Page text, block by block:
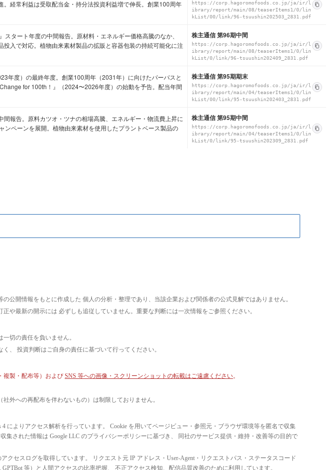
経常利益は受取配当金・持分法投資利益増で伸長。創業100周年
https://corp.hagoromofoods.co.jp/ja/ir/l
ibrary/report/main/08/teaserItems1/0/lin
kList/00/link/96-tsuushin202503_2831.pdf
タート年度の中間報告。原材料・エネルギー価格高騰のなか、
入で対応。植物由来素材製品の拡販と容器包装の持続可能化に注
株主通信 第96期中間
https://corp.hagoromofoods.co.jp/ja/ir/l
ibrary/report/main/08/teaserItems1/0/lin
kList/0/link/96-tsuushin202409_2831.pdf
年度）の最終年度。創業100周年（2031年）に向けたパーパスと
for 100th！』（2024〜2026年度）の始動を予告。配当年間
株主通信 第95期期末
https://corp.hagoromofoods.co.jp/ja/ir/l
ibrary/report/main/04/teaserItems1/0/lin
kList/00/link/95-tsuushin202403_2831.pdf
報告。原料カツオ・ツナの相場高騰、エネルギー・物流費上昇に
ンペーンを展開。植物由来素材を使用したプラントベース製品の
株主通信 第95期中間
https://corp.hagoromofoods.co.jp/ja/ir/l
ibrary/report/main/04/teaserItems1/0/lin
kList/0/link/95-tsuushin202309_2831.pdf
公開情報をもとに作成した 個人の分析・整理であり、当該企業および関係者の公式見解ではありません。
や最新の開示には 必ずしも追従していません。重要な判断には一次情報をご参照ください。
切の責任を負いません。
、 投資判断はご自身の責任に基づいて行ってください。
複製・配布等）および SNS 等への画像・スクリーンショットの転載はご遠慮ください。
外への再配布を伴わないもの）は制限しておりません。
4 によりアクセス解析を行っています。 Cookie を用いてページビュー・参照元・ブラウザ環境等を匿名で収集
集された情報は Google LLC のプライバシーポリシーに基づき、 同社のサービス提供・維持・改善等の目的で
クセスログを取得しています。 リクエスト元 IP アドレス・User-Agent・リクエストパス・ステータスコード
等）と人間アクセスの比率把握、 不正アクセス検知、配信品質改善のために利用しています。